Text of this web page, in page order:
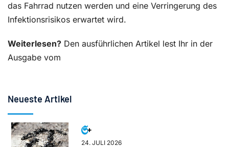
das Fahrrad nutzen werden und eine Verringerung des
Infektionsrisikos erwartet wird.
Weiterlesen? Den ausführlichen Artikel lest Ihr in der
Ausgabe vom
Neueste Artikel
24. JULI 2026